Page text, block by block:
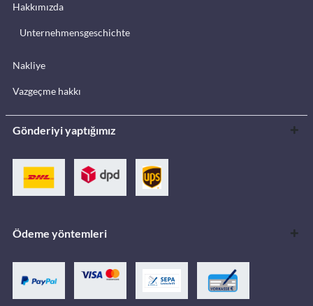
Hakkımızda
Unternehmensgeschichte
Nakliye
Vazgeçme hakkı
Gönderiyi yaptığımız
Ödeme yöntemleri